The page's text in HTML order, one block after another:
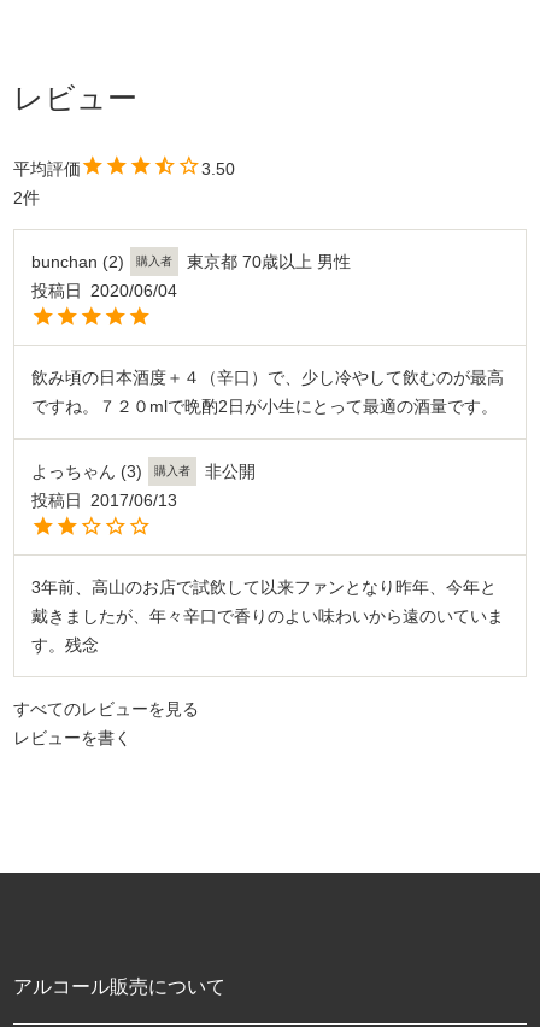
3.50
2
bunchan 2 購入者 東京都 70歳以上 男性
投稿日
2020/06/04
飲み頃の日本酒度＋４（辛口）で、少し冷やして飲むのが最高
ですね。７２０mlで晩酌2日が小生にとって最適の酒量です。
よっちゃん 3 購入者
非公開
投稿日
2017/06/13
3年前、高山のお店で試飲して以来ファンとなり昨年、今年と
戴きましたが、年々辛口で香りのよい味わいから遠のいていま
す。残念
すべてのレビューを見る
レビューを書く
アルコール販売について